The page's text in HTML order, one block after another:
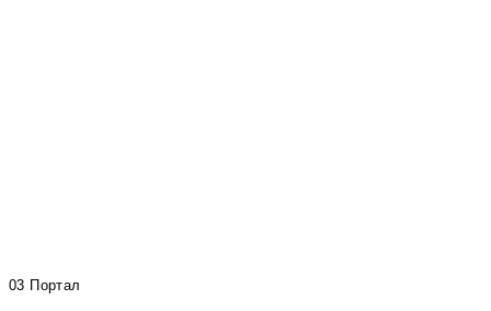
03 Портал